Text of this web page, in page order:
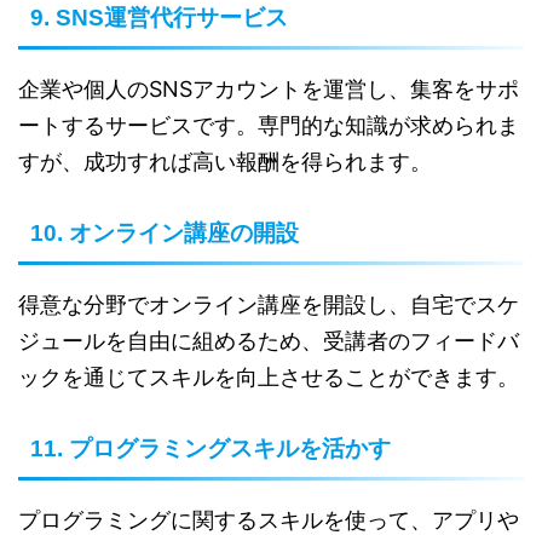
9. SNS運営代行サービス
企業や個人のSNSアカウントを運営し、集客をサポ
ートするサービスです。専門的な知識が求められま
すが、成功すれば高い報酬を得られます。
10. オンライン講座の開設
得意な分野でオンライン講座を開設し、自宅でスケ
ジュールを自由に組めるため、受講者のフィードバ
ックを通じてスキルを向上させることができます。
11. プログラミングスキルを活かす
プログラミングに関するスキルを使って、アプリや